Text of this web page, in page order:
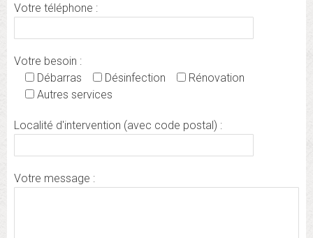
Votre téléphone :
Votre besoin :
Débarras
Désinfection
Rénovation
Autres services
Localité d'intervention (avec code postal) :
Votre message :